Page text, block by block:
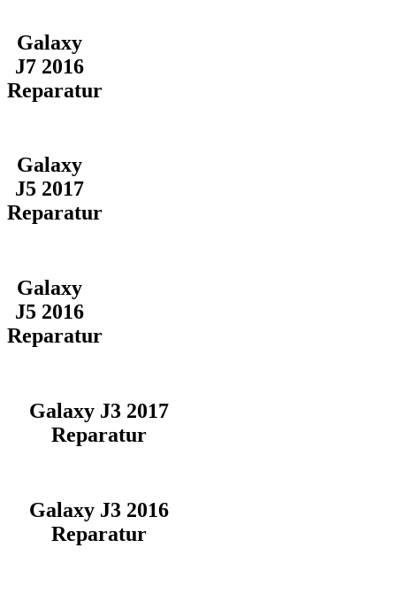
Galaxy
J7 2016
Reparatur
Galaxy
J5 2017
Reparatur
Galaxy
J5 2016
Reparatur
Galaxy J3 2017
Reparatur
Galaxy J3 2016
Reparatur